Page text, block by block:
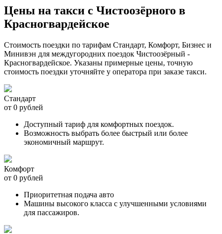
Цены на такси с Чистоозёрного в
Красногвардейское
Стоимость поездки по тарифам Стандарт, Комфорт, Бизнес и
Минивэн для междугородних поездок Чистоозёрный -
Красногвардейское. Указаны примерные цены, точную
стоимость поездки уточняйте у оператора при заказе такси.
Стандарт
от 0 рублей
Доступный тариф для комфортных поездок.
Возможность выбрать более быстрый или более
экономичный маршрут.
Комфорт
от 0 рублей
Приоритетная подача авто
Машины высокого класса с улучшенными условиями
для пассажиров.